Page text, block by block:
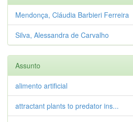
Mendonça, Cláudia Barbieri Ferreira
Silva, Alessandra de Carvalho
Assunto
alimento artificial
attractant plants to predator ins...